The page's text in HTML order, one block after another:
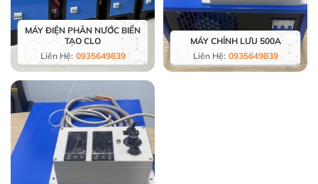
MÁY ĐIỆN PHÂN NƯỚC BIỂN
TẠO CLO
Liên Hệ: 0935649839
MÁY CHỈNH LƯU 500A
Liên Hệ: 0935649839